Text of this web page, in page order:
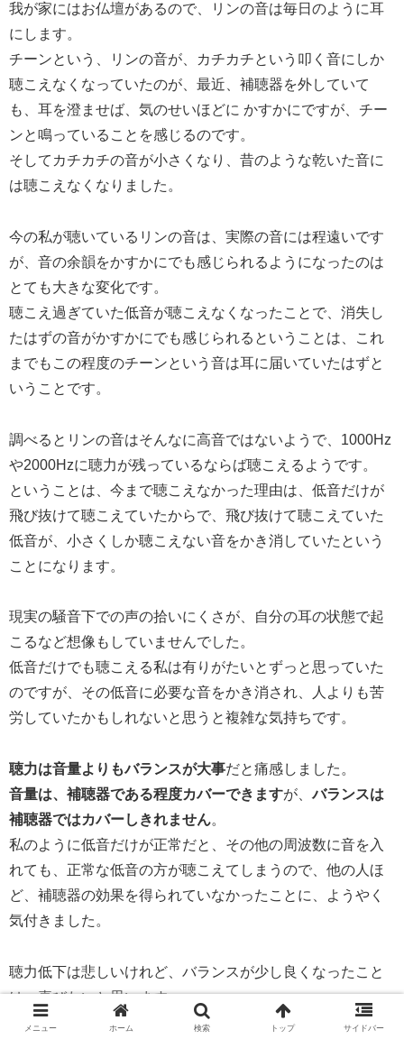
我が家にはお仏壇があるので、リンの音は毎日のように耳
にします。
チーンという、リンの音が、カチカチという叩く音にしか
聴こえなくなっていたのが、最近、補聴器を外していて
も、耳を澄ませば、気のせいほどに かすかにですが、チー
ンと鳴っていることを感じるのです。
そしてカチカチの音が小さくなり、昔のような乾いた音に
は聴こえなくなりました。
今の私が聴いているリンの音は、実際の音には程遠いです
が、音の余韻をかすかにでも感じられるようになったのは
とても大きな変化です。
聴こえ過ぎていた低音が聴こえなくなったことで、消失し
たはずの音がかすかにでも感じられるということは、これ
までもこの程度のチーンという音は耳に届いていたはずと
いうことです。
調べるとリンの音はそんなに高音ではないようで、1000Hz
や2000Hzに聴力が残っているならば聴こえるようです。
ということは、今まで聴こえなかった理由は、低音だけが
飛び抜けて聴こえていたからで、飛び抜けて聴こえていた
低音が、小さくしか聴こえない音をかき消していたという
ことになります。
現実の騒音下での声の拾いにくさが、自分の耳の状態で起
こるなど想像もしていませんでした。
低音だけでも聴こえる私は有りがたいとずっと思っていた
のですが、その低音に必要な音をかき消され、人よりも苦
労していたかもしれないと思うと複雑な気持ちです。
聴力は音量よりもバランスが大事だと痛感しました。
音量は、補聴器である程度カバーできますが、バランスは
補聴器ではカバーしきれません。
私のように低音だけが正常だと、その他の周波数に音を入
れても、正常な低音の方が聴こえてしまうので、他の人ほ
ど、補聴器の効果を得られていなかったことに、ようやく
気付きました。
聴力低下は悲しいけれど、バランスが少し良くなったこと
は、喜びたいと思います。
メニュー ホーム 検索 トップ サイドバー